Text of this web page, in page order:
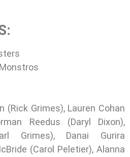
Monstros
(Rick Grimes), Lauren Cohan
Reedus (Daryl Dixon),
Grimes), Danai Gurira
(Carol Peletier), Alanna